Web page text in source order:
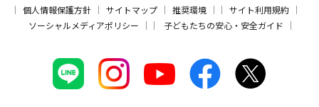
個人情報保護方針 サイトマップ 推奨環境
サイト利用規約
ソーシャルメディアポリシー
子どもたちの安心・安全ガイド